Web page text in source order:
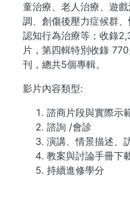
童治療、老人治療、遊
調、創傷後壓力症候群
認知行為治療等；收錄
片，第四輯特別收錄
刊，總共5個專輯。
影片內容類型:
諮商片段與實際示
諮詢 /會診
演講、情景描述、
教案與討論手冊下
持續進修學分